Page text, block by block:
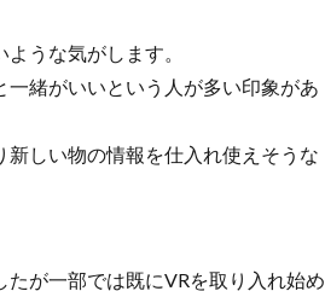
うな気がします。
緒がいいという人が多い印象があ
しい物の情報を仕入れ使えそうな
が一部では既にVRを取り入れ始め